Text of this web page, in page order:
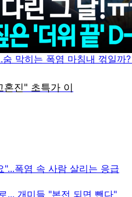
막히는 폭염 마침내 꺾일까
폭염 속 사람 살리는 응급
... 개미들 "본전 되면 뺀다"